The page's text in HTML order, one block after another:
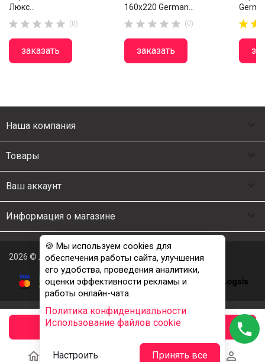
Люкс...
     (0)
заказать
160х220 German...
     (0)
заказать


Наша компания
Товары
Ваш аккаунт
Информация о магазине
2026 © Люкс Постель
🍪 Мы используем cookies для
обеспечения работы сайта, улучшения
его удобства, проведения аналитики,
оценки эффективности рекламы и
работы онлайн-чата.
Политика конфиденциальности
Использование файлов cookie
Настроить Принять все
phone
заказать
   